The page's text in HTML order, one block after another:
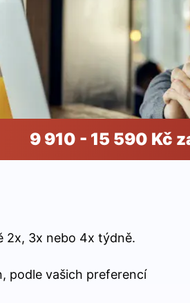
9 910 - 15 590 Kč
2x, 3x nebo 4x týdně.
podle vašich preferencí